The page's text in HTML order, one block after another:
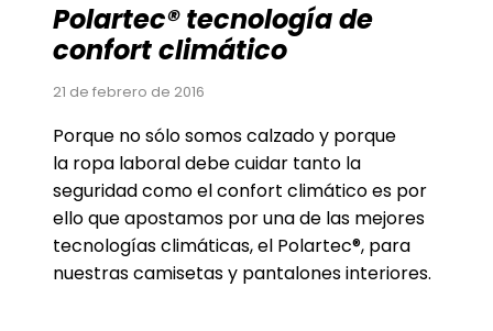
Polartec® tecnología de
confort climático
21 de febrero de 2016
Porque no sólo somos calzado y porque
la ropa laboral debe cuidar tanto la
seguridad como el confort climático es por
ello que apostamos por una de las mejores
tecnologías climáticas, el Polartec®, para
nuestras camisetas y pantalones interiores.